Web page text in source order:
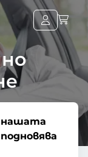
нашата